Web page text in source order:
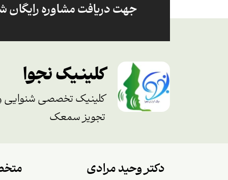
جهت دریافت مشاوره رایگان
کلینیک نجوا
کلینیک تخصصی شنوایی
تجویز سمعک
دکتر وحید مرادی